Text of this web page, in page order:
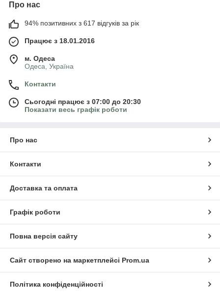
Про нас
94% позитивних з 617 відгуків за рік
Працює з 18.01.2016
м. Одеса
Одеса, Україна
Контакти
Сьогодні працює з 07:00 до 20:30
Показати весь графік роботи
Про нас
Контакти
Доставка та оплата
Графік роботи
Повна версія сайту
Сайт створено на маркетплейсі Prom.ua
Політика конфіденційності